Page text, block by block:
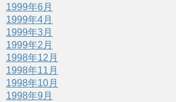
1999年6月
1999年4月
1999年3月
1999年2月
1998年12月
1998年11月
1998年10月
1998年9月